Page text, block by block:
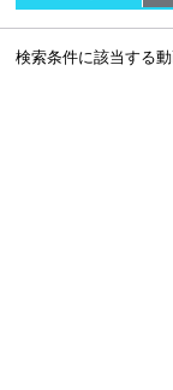
検索条件に該当する